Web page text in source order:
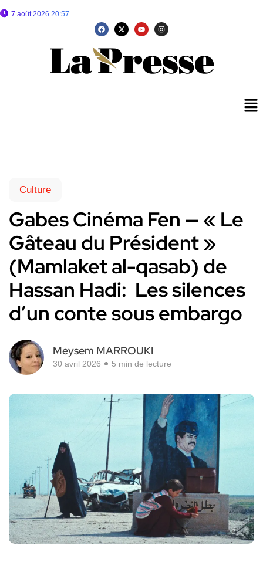
7 août 2026 20:57
Culture
Gabes Cinéma Fen — « Le
Gâteau du Président »
(Mamlaket al-qasab) de
Hassan Hadi: Les silences
d’un conte sous embargo
Meysem MARROUKI
30 avril 2026 5 min de lecture